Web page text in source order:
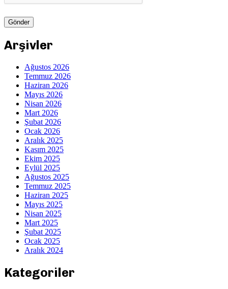
Arşivler
Ağustos 2026
Temmuz 2026
Haziran 2026
Mayıs 2026
Nisan 2026
Mart 2026
Şubat 2026
Ocak 2026
Aralık 2025
Kasım 2025
Ekim 2025
Eylül 2025
Ağustos 2025
Temmuz 2025
Haziran 2025
Mayıs 2025
Nisan 2025
Mart 2025
Şubat 2025
Ocak 2025
Aralık 2024
Kategoriler